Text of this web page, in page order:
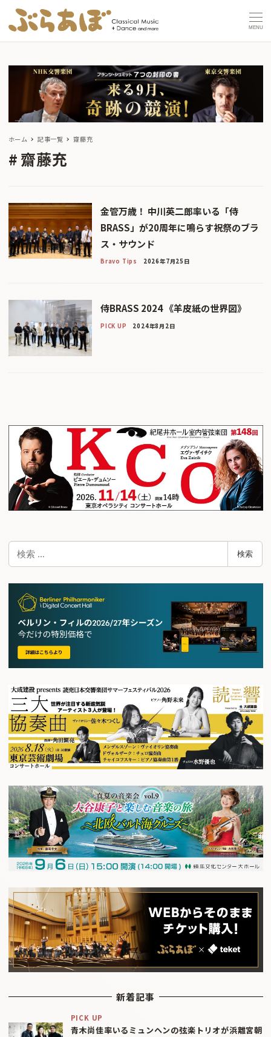
MENU
ホーム 記事一覧 齋藤充
齋藤充
金管万歳！ 中川英二郎率いる「侍
BRASS」が20周年に鳴らす祝祭のブラ
ス・サウンド
Bravo Tips 2026年7月25日
侍BRASS 2024 《羊皮紙の世界図》
PICK UP 2024年8月2日
検索
新着記事
PICK UP
青木尚佳率いるミュンヘンの弦楽トリオが浜離宮朝